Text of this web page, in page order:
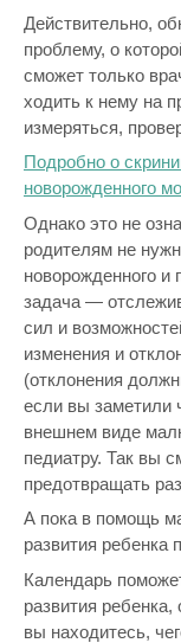
Действительно,
проблему, о
сможет только
ходить к нему на
измеряться,
Подробно о
новорожденного
Однако это не
родителям не
новорожденного и
задача —
сил и
изменения и
(отклонения
если вы заметили
внешнем виде
педиатру. Так вы
предотвращать
А пока в помощь
развития ребенка
Календарь
развития ребенка,
вы находитесь,